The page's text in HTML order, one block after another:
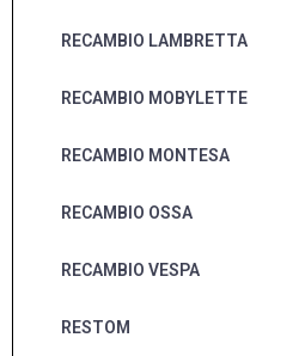
RECAMBIO LAMBRETTA
RECAMBIO MOBYLETTE
RECAMBIO MONTESA
RECAMBIO OSSA
RECAMBIO VESPA
RESTOM